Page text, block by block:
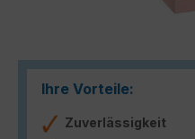
Ihre Vorteile:
Zuverlässigkeit